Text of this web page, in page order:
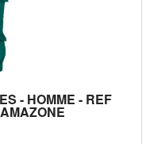
- HOMME - REF